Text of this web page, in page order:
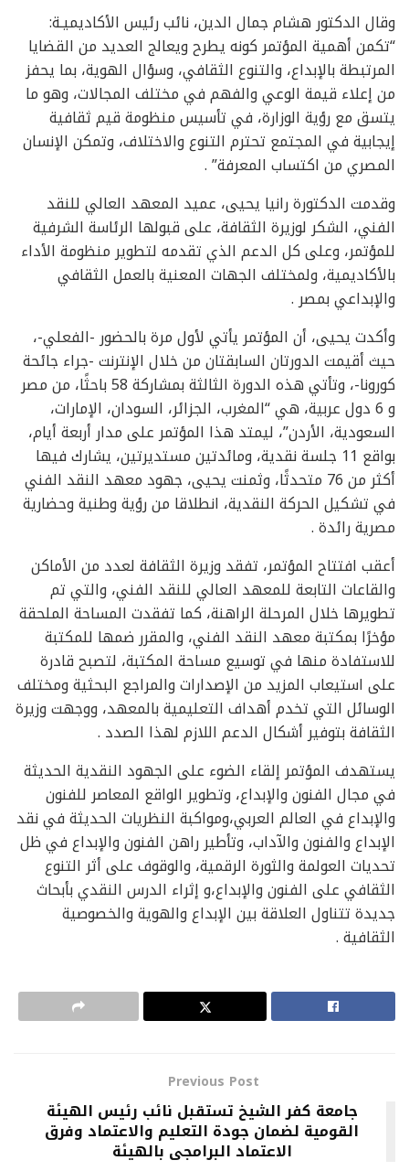
وقال الدكتور هشام جمال الدين، نائب رئيس الأكاديميـة:
“تكمن أهمية المؤتمر كونه يطرح ويعالج العديد من القضايا
المرتبطة بالإبداع، والتنوع الثقافي، وسؤال الهوية، بما يحفز
من إعلاء قيمة الوعي والفهم في مختلف المجالات، وهو ما
يتسق مع رؤية الوزارة، في تأسيس منظومة قيم ثقافية
إيجابية في المجتمع تحترم التنوع والاختلاف، وتمكن الإنسان
المصري من اكتساب المعرفة” .
وقدمت الدكتورة رانيا يحيى، عميد المعهد العالي للنقد
الفني، الشكر لوزيرة الثقافة، على قبولها الرئاسة الشرفية
للمؤتمر، وعلى كل الدعم الذي تقدمه لتطوير منظومة الأداء
بالأكاديمية، ولمختلف الجهات المعنية بالعمل الثقافي
والإبداعي بمصر .
وأكدت يحيى، أن المؤتمر يأتي لأول مرة بالحضور -الفعلي-،
حيث أقيمت الدورتان السابقتان من خلال الإنترنت -جراء جائحة
كورونا-، وتأتي هذه الدورة الثالثة بمشاركة 58 باحثًا، من مصر
و 6 دول عربية، هي “المغرب، الجزائر، السودان، الإمارات،
السعودية، الأردن”، ليمتد هذا المؤتمر على مدار أربعة أيام،
بواقع 11 جلسة نقدية، ومائدتين مستديرتين، يشارك فيها
أكثر من 76 متحدثًا، وثمنت يحيى، جهود معهد النقد الفني
في تشكيل الحركة النقدية، انطلاقا من رؤية وطنية وحضارية
مصرية رائدة .
أعقب افتتاح المؤتمر، تفقد وزيرة الثقافة لعدد من الأماكن
والقاعات التابعة للمعهد العالي للنقد الفني، والتي تم
تطويرها خلال المرحلة الراهنة، كما تفقدت المساحة الملحقة
مؤخرًا بمكتبة معهد النقد الفني، والمقرر ضمها للمكتبة
للاستفادة منها في توسيع مساحة المكتبة، لتصبح قادرة
على استيعاب المزيد من الإصدارات والمراجع البحثية ومختلف
الوسائل التي تخدم أهداف التعليمية بالمعهد، ووجهت وزيرة
الثقافة بتوفير أشكال الدعم اللازم لهذا الصدد .
يستهدف المؤتمر إلقاء الضوء على الجهود النقدية الحديثة
في مجال الفنون والإبداع، وتطوير الواقع المعاصر للفنون
والإبداع في العالم العربي،ومواكبة النظريات الحديثة في نقد
الإبداع والفنون والآداب، وتأطير راهن الفنون والإبداع في ظل
تحديات العولمة والثورة الرقمية، والوقوف على أثر التنوع
الثقافي على الفنون والإبداع،و إثراء الدرس النقدي بأبحاث
جديدة تتناول العلاقة بين الإبداع والهوية والخصوصية
الثقافية .
Previous Post
جامعة كفر الشيخ تستقبل نائب رئيس الهيئة
القومية لضمان جودة التعليم والاعتماد وفرق
الاعتماد البرامجى بالهيئة